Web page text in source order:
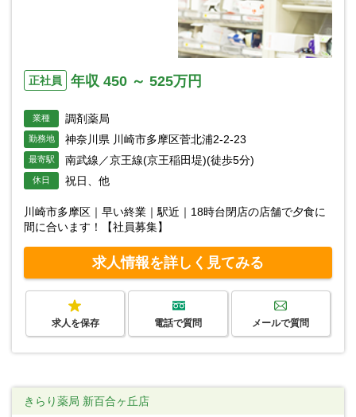
正社員 年収 450 ～ 525万円
業種 調剤薬局
勤務地 神奈川県 川崎市多摩区菅北浦2-2-23
最寄駅 南武線／京王線(京王稲田堤)(徒歩5分)
休日 祝日、他
川崎市多摩区｜早い終業｜駅近｜18時台閉店の店舗で夕食に
間に合います！【社員募集】
求人情報を詳しく見てみる
求人を保存 電話で質問 メールで質問
きらり薬局 新百合ヶ丘店